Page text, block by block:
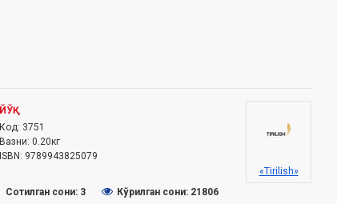
ЙЎҚ
Код: 3751
Вазни: 0.20кг
ISBN: 9789943825079
«Tirilish»
Сотилган сони: 3
Кўрилган сони: 21806